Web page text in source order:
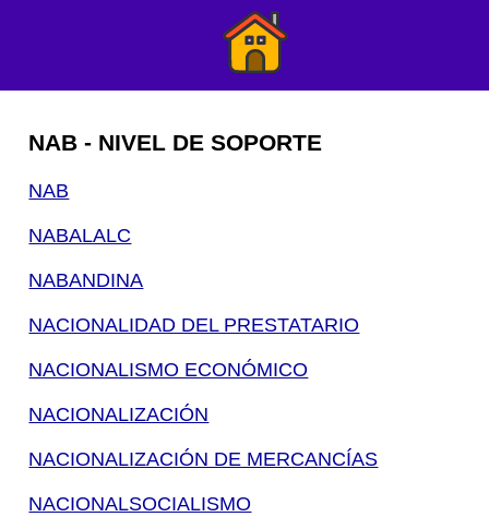
NAB - NIVEL DE SOPORTE
NAB
NABALALC
NABANDINA
NACIONALIDAD DEL PRESTATARIO
NACIONALISMO ECONÓMICO
NACIONALIZACIÓN
NACIONALIZACIÓN DE MERCANCÍAS
NACIONALSOCIALISMO